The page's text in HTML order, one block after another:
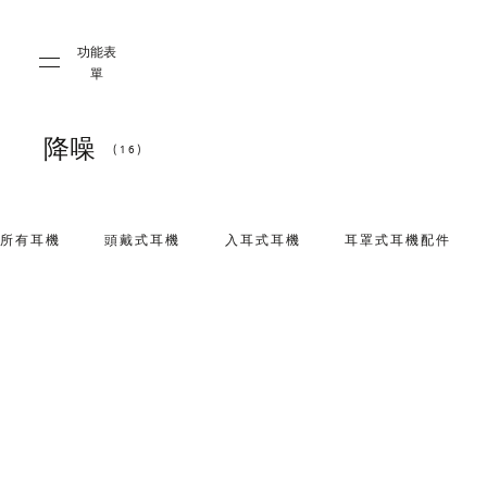
功能表
單
降噪 (16)
所有耳機 頭戴式耳機 入耳式耳機 耳罩式耳機配件